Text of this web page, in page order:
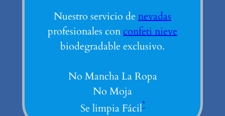
Nuestro servicio de nevadas
profesionales con confeti nieve
biodegradable exclusivo.
No Mancha La Ropa
No Moja
Se limpia Fácil*